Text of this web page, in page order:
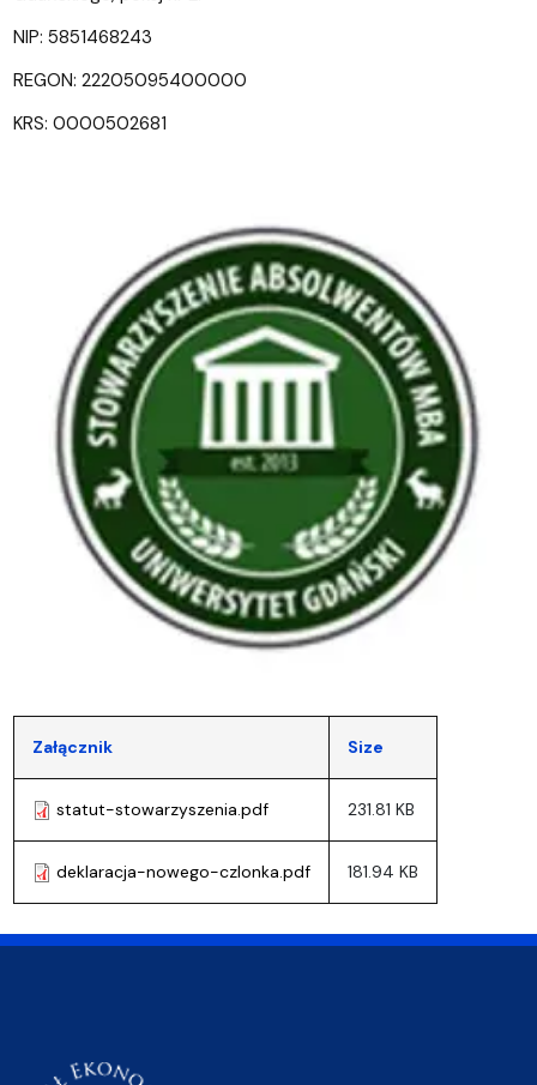
NIP: 5851468243
REGON: 22205095400000
KRS: 0000502681
Załącznik Size
statut-stowarzyszenia.pdf 231.81 KB
deklaracja-nowego-czlonka.pdf 181.94 KB